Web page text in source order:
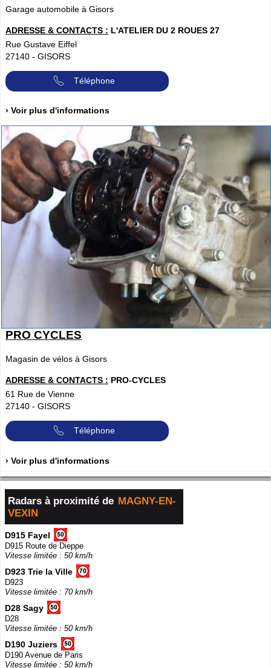
Garage automobile à Gisors
ADRESSE & CONTACTS : L'ATELIER DU 2 ROUES 27
Rue Gustave Eiffel
27140 - GISORS
Téléphone
› Voir plus d'informations
PRO CYCLES
Magasin de vélos à Gisors
ADRESSE & CONTACTS : PRO-CYCLES
61 Rue de Vienne
27140 - GISORS
Téléphone
› Voir plus d'informations
Radars à proximité de MAGNY-EN-
VEXIN
D915 Fayel
D915 Route de Dieppe
Vitesse limitée : 50 km/h
D923 Trie la Ville
D923
Vitesse limitée : 70 km/h
D28 Sagy
D28
Vitesse limitée : 50 km/h
D190 Juziers
D190 Avenue de Paris
Vitesse limitée : 50 km/h